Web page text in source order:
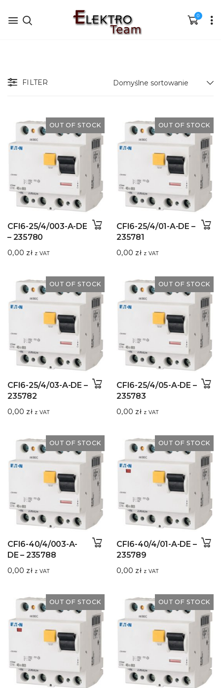
0
FILTER
OUT OF STOCK
CFI6-25/4/003-A-DE
– 235780
0,00 zł z VAT
OUT OF STOCK
CFI6-25/4/01-A-DE –
235781
0,00 zł z VAT
OUT OF STOCK
CFI6-25/4/03-A-DE –
235782
0,00 zł z VAT
OUT OF STOCK
CFI6-25/4/05-A-DE –
235783
0,00 zł z VAT
OUT OF STOCK
CFI6-40/4/003-A-
DE – 235788
0,00 zł z VAT
OUT OF STOCK
CFI6-40/4/01-A-DE –
235789
0,00 zł z VAT
OUT OF STOCK OUT OF STOCK